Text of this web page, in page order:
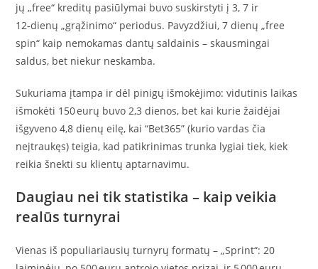
jų „free“ kreditų pasiūlymai buvo suskirstyti į 3, 7 ir
12‑dienų „grąžinimo“ periodus. Pavyzdžiui, 7 dienų „free
spin“ kaip nemokamas dantų saldainis – skausmingai
saldus, bet niekur neskamba.
Sukuriama įtampa ir dėl pinigų išmokėjimo: vidutinis laikas
išmokėti 150 eurų buvo 2,3 dienos, bet kai kurie žaidėjai
išgyveno 4,8 dienų eilę, kai “Bet365” (kurio vardas čia
neįtraukęs) teigia, kad patikrinimas trunka lygiai tiek, kiek
reikia šnekti su klientų aptarnavimu.
Daugiau nei tik statistika – kaip veikia
realūs turnyrai
Vienas iš populiariausių turnyrų formatų – „Sprint“: 20